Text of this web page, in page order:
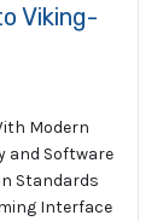
Viking-
Modern
and Software
Standards
Interface